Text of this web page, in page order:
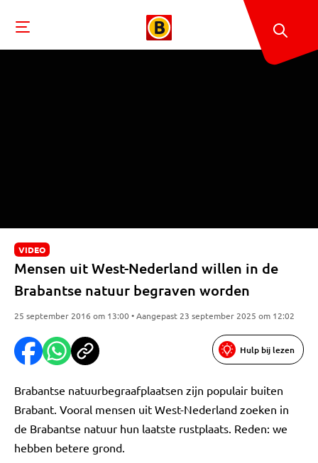
VIDEO
Mensen uit West-Nederland willen in de
Brabantse natuur begraven worden
25 september 2016 om 13:00 • Aangepast 23 september 2025 om 12:02
Hulp bij lezen
Brabantse natuurbegraafplaatsen zijn populair buiten
Brabant. Vooral mensen uit West-Nederland zoeken in
de Brabantse natuur hun laatste rustplaats. Reden: we
hebben betere grond.